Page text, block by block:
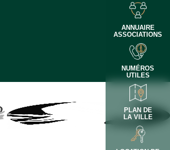
ANNUAIRE
ASSOCIATIONS
NUMÉROS
UTILES
PLAN DE
LA VILLE